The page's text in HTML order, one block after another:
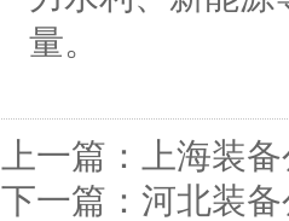
量。
上一篇：
上海装
下一篇： 河北装